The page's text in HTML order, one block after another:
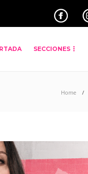
SECCIONES
Home